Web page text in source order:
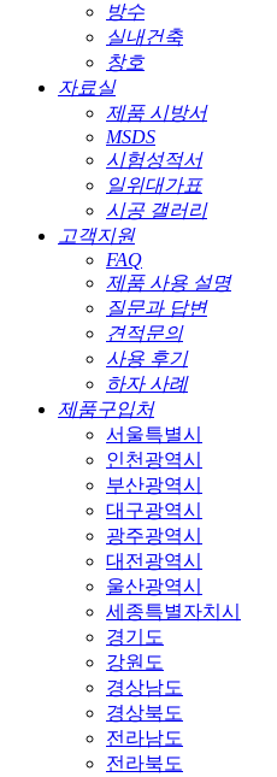
방수
실내건축
창호
자료실
제품 시방서
MSDS
시험성적서
일위대가표
시공 갤러리
고객지원
FAQ
제품 사용 설명
질문과 답변
견적문의
사용 후기
하자 사례
제품구입처
서울특별시
인천광역시
부산광역시
대구광역시
광주광역시
대전광역시
울산광역시
세종특별자치시
경기도
강원도
경상남도
경상북도
전라남도
전라북도